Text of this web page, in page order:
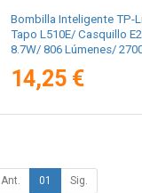
Bombilla Inteligente TP-
Tapo L510E/ Casquillo
8.7W/ 806 Lúmenes/
14,25 €
Ant. 01 Sig.